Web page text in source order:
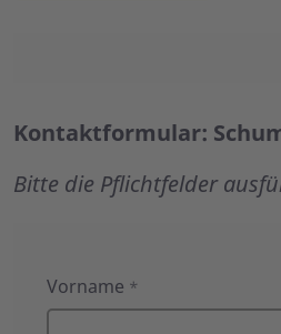
Kontaktformular:
Bitte die Pflichtfelder
Kontaktformular:
Schumacher,
Vorname *